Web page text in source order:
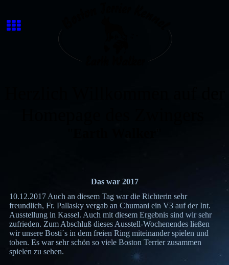
Das war 2017
10.12.2017 Auch an diesem Tag war die Richterin sehr
freundlich, Fr. Pallasky vergab an Chumani ein V3 auf der Int.
Ausstellung in Kassel. Auch mit diesem Ergebnis sind wir sehr
zufrieden. Zum Abschluß dieses Ausstell-Wochenendes ließen
wir unsere Bosti´s in dem freien Ring miteinander spielen und
toben. Es war sehr schön so viele Boston Terrier zusammen
spielen zu sehen.